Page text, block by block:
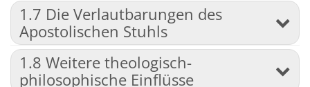
1.7 Die Verlautbarungen des
Apostolischen Stuhls
1.8 Weitere theologisch-
philosophische Einflüsse